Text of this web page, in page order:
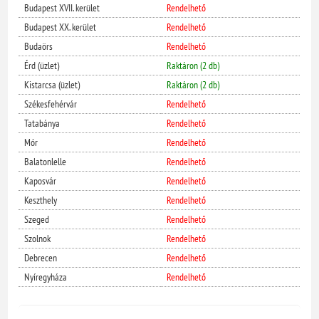
Budapest XVII. kerület
Rendelhető
Budapest XX. kerület
Rendelhető
Budaörs
Rendelhető
Érd (üzlet)
Raktáron (2 db)
Kistarcsa (üzlet)
Raktáron (2 db)
Székesfehérvár
Rendelhető
Tatabánya
Rendelhető
Mór
Rendelhető
Balatonlelle
Rendelhető
Kaposvár
Rendelhető
Keszthely
Rendelhető
Szeged
Rendelhető
Szolnok
Rendelhető
Debrecen
Rendelhető
Nyíregyháza
Rendelhető